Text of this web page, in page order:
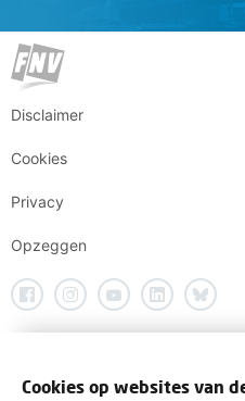
Disclaimer
Cookies
Privacy
Opzeggen
Cookies op websites van